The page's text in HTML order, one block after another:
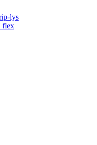
lys
flex